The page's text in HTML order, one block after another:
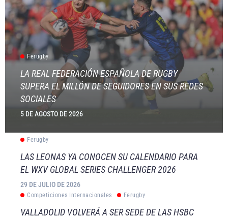
Ferugby
LA REAL FEDERACIÓN ESPAÑOLA DE RUGBY
SUPERA EL MILLÓN DE SEGUIDORES EN SUS REDES
SOCIALES
5 DE AGOSTO DE 2026
Ferugby
LAS LEONAS YA CONOCEN SU CALENDARIO PARA
EL WXV GLOBAL SERIES CHALLENGER 2026
29 DE JULIO DE 2026
Competiciones Internacionales Ferugby
VALLADOLID VOLVERÁ A SER SEDE DE LAS HSBC